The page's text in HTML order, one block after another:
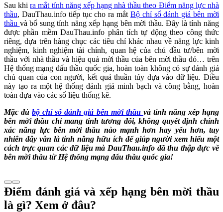
Sau khira mắt tính năng xếp hạng nhà thầu theo Điểm năng lực nhà
thầu, DauThau.info tiếp tục cho ra mắt Bộ chỉ số đánh giá bên mời
thầu và bổ sung tính năng xếp hạng bên mời thầu. Đây là tính năng
được phần mềm DauThau.info phân tích tự động theo công thức
riêng, dựa trên hàng chục các tiêu chí khác nhau về năng lực kinh
nghiệm, kinh nghiệm tài chính, quan hệ của chủ đầu tư/bên mời
thầu với nhà thầu và hiệu quả mời thầu của bên mời thầu đó… trên
Hệ thống mạng đấu thầu quốc gia, hoàn toàn không có sự đánh giá
chủ quan của con người, kết quả thuần túy dựa vào dữ liệu. Điều
này tạo ra một hệ thống đánh giá minh bạch và công bằng, hoàn
toàn dựa vào các số liệu thống kê.
Mặc dùbộ chỉ số đánh giá bên mời thầu và tính năng xếp hạng
bên mời thầu chỉ mang tính tương đối, không quyết định chính
xác năng lực bên mời thầu nào mạnh hơn hay yếu hơn, tuy
nhiên đây vẫn là tính năng hữu ích để giúp người xem hiểu một
cách trực quan các dữ liệu mà DauThau.info đã thu thập đực về
bên mời thầu từ Hệ thống mạng đấu thầu quốc gia!
Điểm đánh giá và xếp hạng bên mời thầu
là gì? Xem ở đâu?